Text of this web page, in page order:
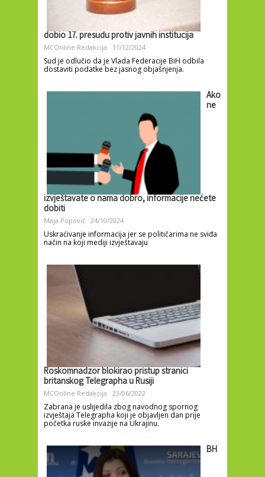
dobio 17. presudu protiv javnih institucija
MCOnline Redakcija 11/12/2024
Sud je odlučio da je Vlada Federacije BiH odbila
dostaviti podatke bez jasnog objašnjenja.
Ako
ne
izvještavate o nama dobro, informacije nećete
dobiti
Maja Popović 24/10/2024
Uskraćivanje informacija jer se političarima ne sviđa
način na koji mediji izvještavaju
Roskomnadzor blokirao pristup stranici
britanskog Telegrapha u Rusiji
MCOnline Redakcija 23/06/2022
Zabrana je uslijedila zbog navodnog spornog
izvještaja Telegrapha koji je objavljen dan prije
početka ruske invazije na Ukrajinu.
BH